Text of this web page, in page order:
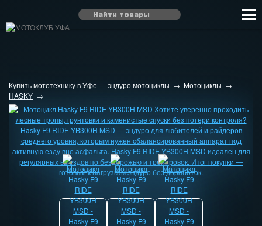
Купить мототехнику в Уфе — эндуро мотоциклы → Мотоциклы →
HASKY →